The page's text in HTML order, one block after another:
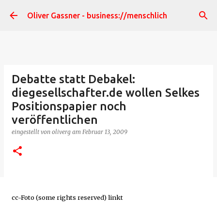
Direkt zum Hauptbereich
Oliver Gassner - business://menschlich
Debatte statt Debakel:
diegesellschafter.de wollen Selkes
Positionspapier noch
veröffentlichen
eingestellt von oliverg am Februar 13, 2009
cc-Foto (some rights reserved) linkt